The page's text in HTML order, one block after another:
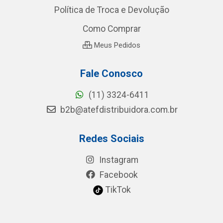
Política de Troca e Devolução
Como Comprar
Meus Pedidos
Fale Conosco
(11) 3324-6411
b2b@atefdistribuidora.com.br
Redes Sociais
Instagram
Facebook
TikTok